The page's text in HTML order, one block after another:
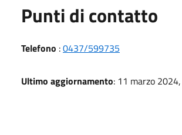
Punti di contatto
Telefono :0437/599735
Ultimo aggiornamento: 11 marzo